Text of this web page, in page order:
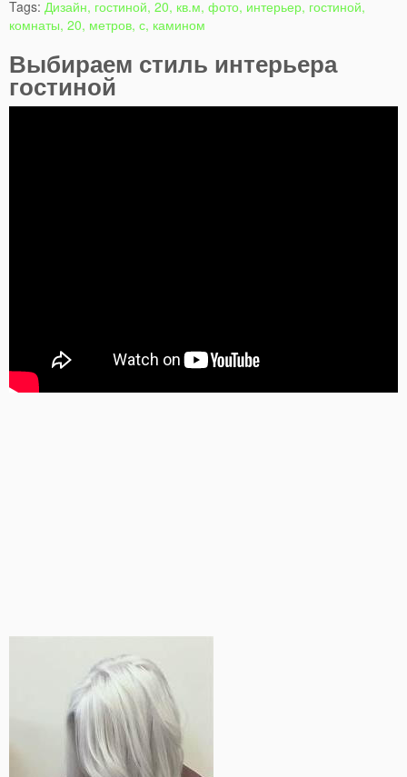
Tags: Дизайн, гостиной, 20, кв.м, фото, интерьер, гостиной,
комнаты, 20, метров, с, камином
Выбираем стиль интерьера
гостиной